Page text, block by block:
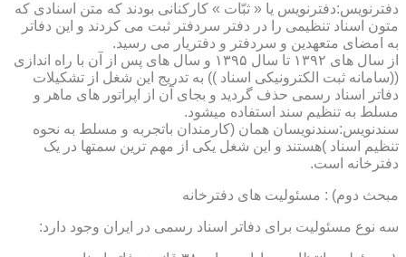
دفترنویس:دفترنویس یا « ثبّات » کارکنانی بودند که متن اسنادی که
متون اسناد تنظیمی را در دفتر سردفتر ثبت می کردند و این دفاتر
به امضای متعهدین و سردفتر و دفتریار می رسید.
از سال های ۱۳۹۲ تا سال ۱۳۹۵ و سال های پس از آن با راه اندازی
((سامانه ثبت الکترونیکی اسناد )) به تدریج این شغل از تشکیلات
دفاتر اسناد رسمی حذف گردید و بجای آن از اپراتور های ماهر و
مسلط به تنظیم سند استفاده میشود.
سندنویس:سندنویسان همان (کارمندان باتجربه و مسلط به نحوه
تنظیم اسناد )هستند و این شغل یکی از مهم ترین سمتها در یک
دفترخانه است.
مبحث دوم) : مسئولیت های دفترخانه
سه نوع مسئولیت برای دفاتر اسناد رسمی در ایران وجود دارد: